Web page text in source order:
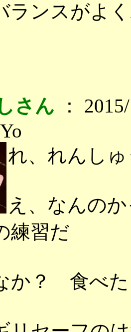
ランスがよ
さん ：
れ、れんし
え、なんの
練習だ
か？ 食べ